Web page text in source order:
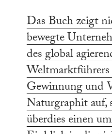
Das Buch zeigt
bewegte
des global
Gewinnung und
Naturgraphit auf,
überdies einen